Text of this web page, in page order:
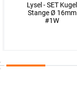
Lysel - SET Kugel
Stange Ø 16mm
#1W